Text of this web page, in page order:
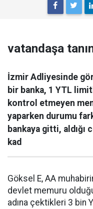
vatandaşa
İzmir Adliyesinde
bir banka, 1 YTL
kontrol etmeyen
yaparken durumu
bankaya gitti, aldığı
kad
Göksel E, AA
devlet memuru
adına çektikleri 3 bin